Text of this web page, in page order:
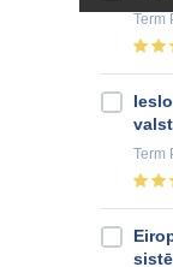
Term
Term